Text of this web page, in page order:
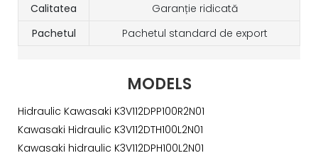
Calitatea
Garanție ridicată
Pachetul
Pachetul standard de export
MODELS
Hidraulic Kawasaki K3V112DPP100R2N01
Kawasaki Hidraulic K3V112DTH100L2N01
Kawasaki hidraulic K3V112DPH100L2N01